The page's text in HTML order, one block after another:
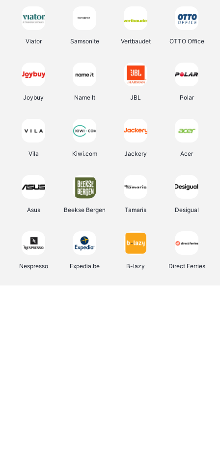
Viator Samsonite Vertbaudet OTTO Office
Joybuy Name It JBL Polar
Vila Kiwi.com Jackery Acer
Asus Beekse Bergen Tamaris Desigual
Nespresso Expedia.be B-lazy Direct Ferries